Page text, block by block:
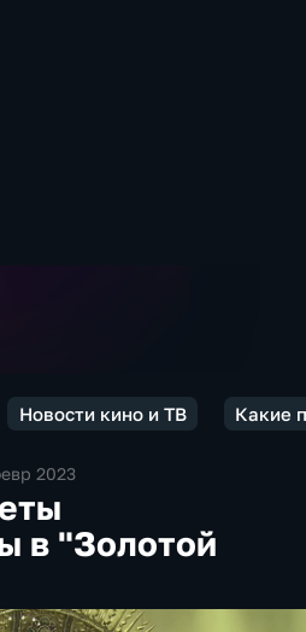
Новости кино и ТВ Какие
2023
в "Золотой